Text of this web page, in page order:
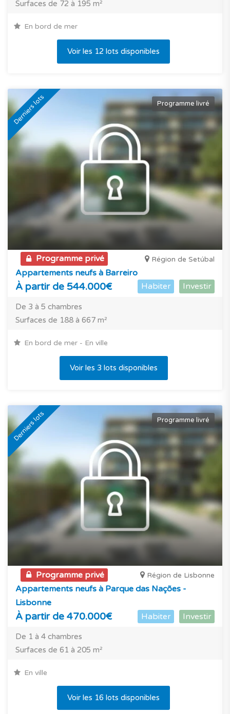
Surfaces de 72 à 195 m²
En bord de mer
Voir les 12 lots disponibles
Derniers lots Programme livré
Programme privé Région de Setúbal
Appartements neufs à Barreiro
À partir de 544.000€ Habiter Investir
De 3 à 5 chambres
Surfaces de 188 à 667 m²
En bord de mer - En ville
Voir les 3 lots disponibles
Derniers lots Programme livré
Programme privé Région de Lisbonne
Appartements neufs à Parque das Nações -
Lisbonne
À partir de 470.000€ Habiter Investir
De 1 à 4 chambres
Surfaces de 61 à 205 m²
En ville
Voir les 16 lots disponibles